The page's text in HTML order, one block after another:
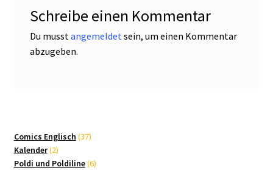
Schreibe einen Kommentar
Du musst angemeldet sein, um einen Kommentar
abzugeben.
Comics Englisch 3737
Kalender 22
Produkte
Poldi und Poldiline 66